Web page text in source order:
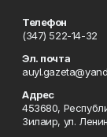
Телефон
(347) 522-14-32
Эл. почта
Адрес
453680,
Зилаир, ул.